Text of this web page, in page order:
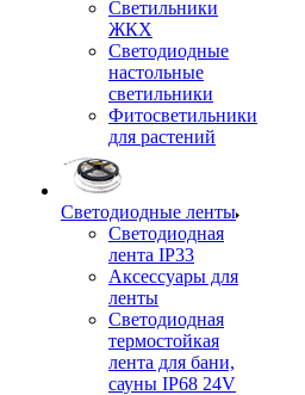
Светильники
ЖКХ
Светодиодные
настольные
светильники
Фитосветильники
для растений
Светодиодные ленты
Светодиодная
лента IP33
Аксессуары для
ленты
Светодиодная
термостойкая
лента для бани,
сауны IP68 24V